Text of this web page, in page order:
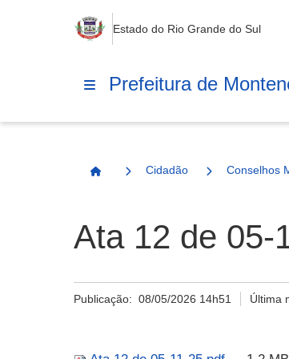
Estado do Rio Grande do Sul
Prefeitura de
Página Inicial
Cidadão Conselhos
Ata 12 de 05-
Publicação: 08/05/2026 14h51 Última